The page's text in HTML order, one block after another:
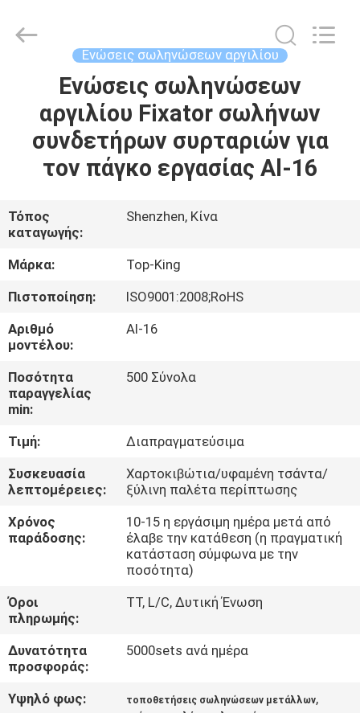
ΠΡΟΪΌΝΤΑ
ΜΕ
ΕΜΆΣ
ΕΠΙΣΚΈΨΕΙΣ
ΣΤΟ
ΕΡΓΟΣΤΆΣΙΟ
ΈΛΕΓΧΟΣ
ΠΟΙΌΤΗΤΑΣ
ΕΠΙΚΟΙΝΩΝΉΣΤΕ
ΜΑΖΊ
ΜΑΣ
ΜΙΑ
ΠΡΟΣΦΟΡΆ
SITEMAP
Ενώσεις σωληνώσεων αργιλίου
Ενώσεις σωληνώσεων
αργιλίου Fixator σωλήνων
συνδετήρων συρταριών για
τον πάγκο εργασίας Al-16
Τόπος
καταγωγής:
Shenzhen, Κίνα
Μάρκα:
Top-King
Πιστοποίηση:
ISO9001:2008;RoHS
Αριθμό
μοντέλου:
Al-16
Ποσότητα
παραγγελίας
min:
500 Σύνολα
Τιμή:
Διαπραγματεύσιμα
Συσκευασία
λεπτομέρειες:
Χαρτοκιβώτια/υφαμένη τσάντα/
ξύλινη παλέτα περίπτωσης
Χρόνος
παράδοσης:
10-15 η εργάσιμη ημέρα μετά από
έλαβε την κατάθεση (η πραγματική
κατάσταση σύμφωνα με την
ποσότητα)
Όροι
πληρωμής:
TT, L/C, Δυτική Ένωση
Δυνατότητα
προσφοράς:
5000sets ανά ημέρα
Υψηλό φως: τοποθετήσεις σωληνώσεων μετάλλων,